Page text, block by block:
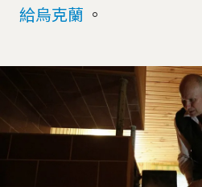
給烏克蘭 。